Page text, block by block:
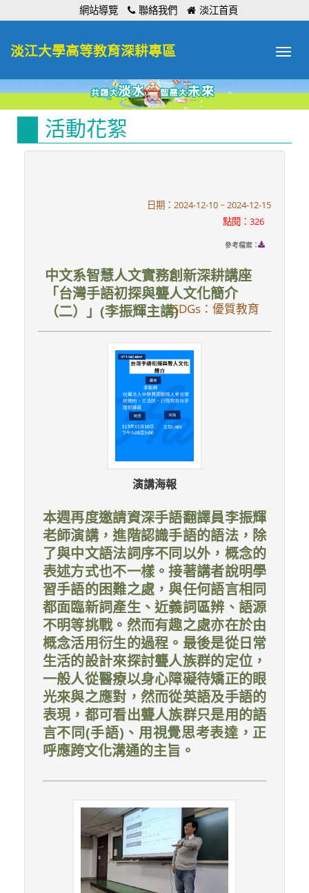
網站導覽 聯絡我們 淡江首頁
Toggle
淡江大學高等教育深耕專區
活動花絮
日期：2024-12-10 ~ 2024-12-15
點閱：326
參考檔案：
中文系智慧人文實務創新深耕講座
「台灣手語初探與聾人文化簡介
（二）」(李振輝主講)SDGs：優質教育
演講海報
本週再度邀請資深手語翻譯員李振輝
老師演講，進階認識手語的語法，除
了與中文語法詞序不同以外，概念的
表述方式也不一樣。接著講者說明學
習手語的困難之處，與任何語言相同
都面臨新詞產生、近義詞區辨、語源
不明等挑戰。然而有趣之處亦在於由
概念活用衍生的過程。最後是從日常
生活的設計來探討聾人族群的定位，
一般人從醫療以身心障礙待矯正的眼
光來與之應對，然而從英語及手語的
表現，都可看出聾人族群只是用的語
言不同(手語)、用視覺思考表達，正
呼應跨文化溝通的主旨。